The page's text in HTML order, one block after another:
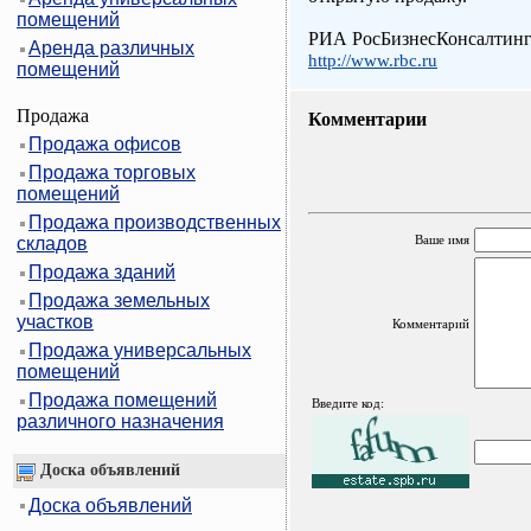
помещений
Аренда различных
помещений
Продажа
Продажа офисов
Продажа торговых
помещений
Продажа производственных
складов
Продажа зданий
Продажа земельных
участков
Продажа универсальных
помещений
Продажа помещений
различного назначения
Доска объявлений
Доска объявлений
РИА РосБизнесКонсалтинг
http://www.rbc.ru
Комментарии
Ваше имя
Комментарий
Введите код: